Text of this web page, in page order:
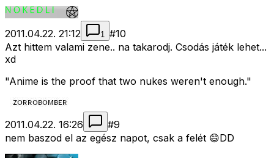
2011.04.22. 21:12 1 #10
Azt hittem valami zene.. na takarodj. Csodás játék lehet...
xd
"Anime is the proof that two nukes weren't enough."
2011.04.22. 16:26 #9
nem baszod el az egész napot, csak a felét 😄DD